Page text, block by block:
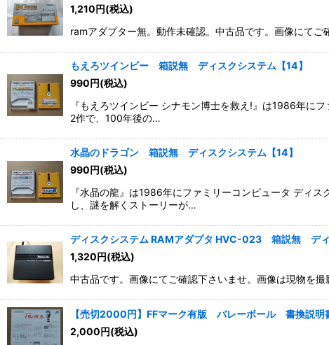
1,210円(税込)
ramアダプター無。動作未確認。中古品です。画像にてご
もえろツインビー 箱説無 ディスクシステム【14】
990円(税込)
『もえろツインビー シナモン博士を救え!』は1986年に
2作で、100年後の…
水晶のドラゴン 箱説無 ディスクシステム【14】
990円(税込)
『水晶の龍』は1986年にファミリーコンピュータ ディ
し、謎を解くストーリーが…
ディスクシステム RAMアダプタ HVC-023 箱説無 ディ
1,320円(税込)
中古品です。画像にてご確認下さいませ。画像は現物を撮
【売切2000円】FFマーク有版 バレーボール 書換説
2,000円(税込)